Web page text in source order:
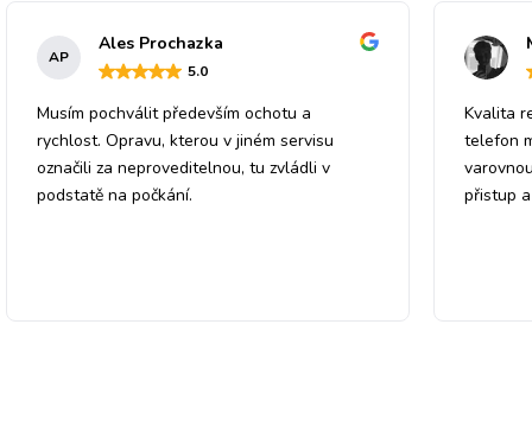
AP
Ales Prochazka
5.0
Musím pochválit především ochotu a
rychlost. Opravu, kterou v jiném servisu
označili za neproveditelnou, tu zvládli v
podstatě na počkání.
Kvalita
telefon
přistup